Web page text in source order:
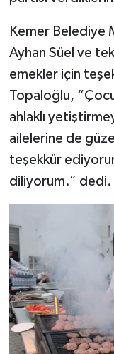
Kemer Belediye
Ayhan Süel ve
emekler için
Topaloğlu,
ahlaklı
ailelerine de
teşekkür
diliyorum.” dedi.